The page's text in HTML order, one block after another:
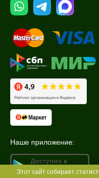
Наше приложение:
Этот сайт собирает